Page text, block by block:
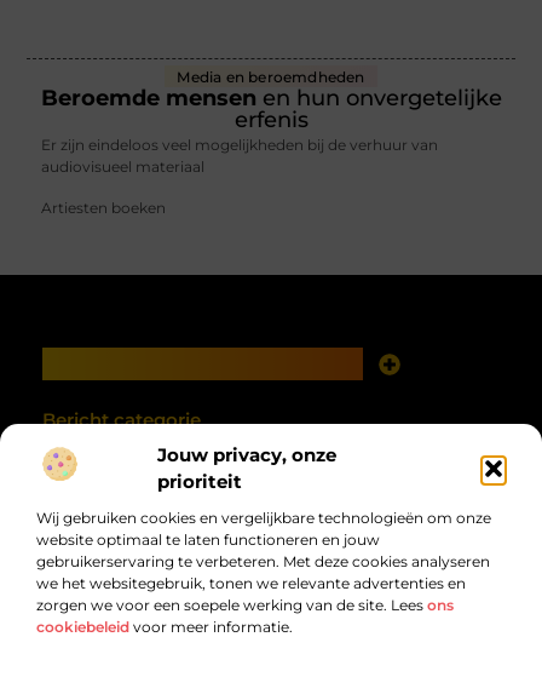
Jouw privacy, onze
prioriteit
Wij gebruiken cookies en vergelijkbare technologieën om onze
website optimaal te laten functioneren en jouw
gebruikerservaring te verbeteren. Met deze cookies analyseren
we het websitegebruik, tonen we relevante advertenties en
zorgen we voor een soepele werking van de site. Lees ons
cookiebeleid voor meer informatie.
Media en beroemdheden
Beroemde mensen en hun onvergetelijke
erfenis
Er zijn eindeloos veel mogelijkheden bij de verhuur van
audiovisueel materiaal
Artiesten boeken
Bericht categorie
Van alles wat, voor jou verzameld.